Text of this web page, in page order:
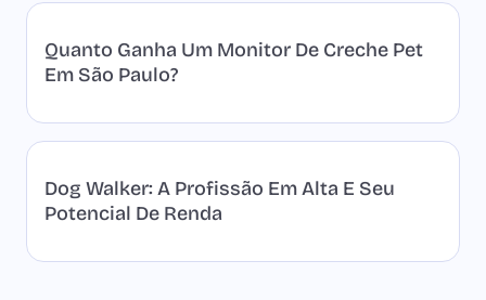
Quanto Ganha Um Monitor De Creche Pet
Em São Paulo?
Dog Walker: A Profissão Em Alta E Seu
Potencial De Renda